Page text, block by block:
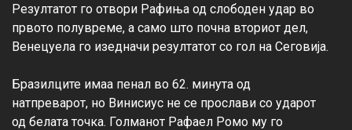
Резултатот го отвори Рафиња од слободен удар во
првото полувреме, а само што почна вториот дел,
Венецуела го изедначи резултатот со гол на Сеговија.
Бразилците имаа пенал во 62. минута од
натпреварот, но Винисиус не се прослави со ударот
од белата точка. Голманот Рафаел Ромо му го